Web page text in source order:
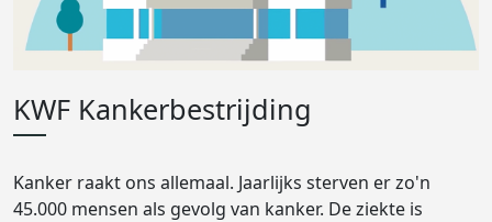
KWF Kankerbestrijding
Kanker raakt ons allemaal. Jaarlijks sterven er zo'n
45.000 mensen als gevolg van kanker. De ziekte is